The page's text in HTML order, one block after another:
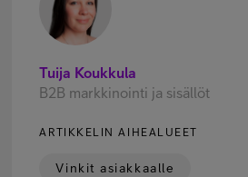
Tuija Koukkula
B2B markkinointi ja sisällöt
ARTIKKELIN AIHEALUEET
Vinkit asiakkaalle